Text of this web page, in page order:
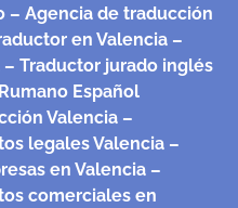
– Agencia de traducción
en Valencia –
– Traductor jurado inglés
Español
Valencia –
legales Valencia –
en Valencia –
comerciales en